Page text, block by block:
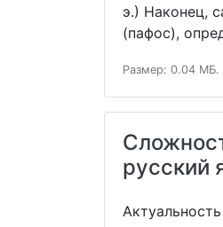
э.) Наконец,
(пафос),
Размер: 0.04 МБ.
русский